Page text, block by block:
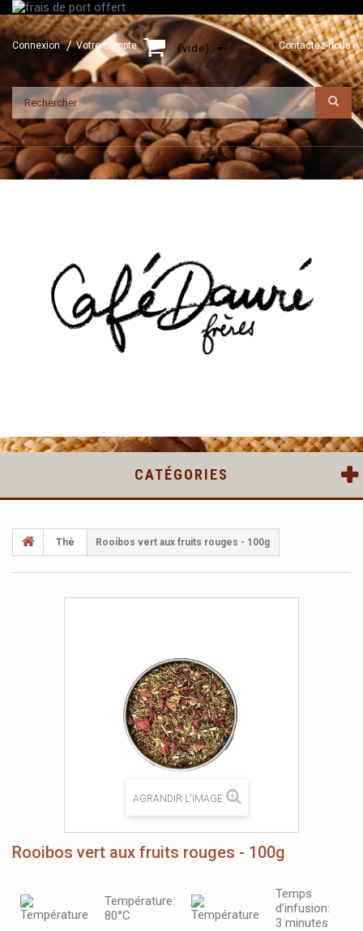
Connexion Votre compte Contactez-nous
(vide)
CATÉGORIES
Thé Rooibos vert aux fruits rouges - 100g
AGRANDIR L'IMAGE
Rooibos vert aux fruits rouges - 100g
Température:
80°C
Temps
d’infusion:
3 minutes